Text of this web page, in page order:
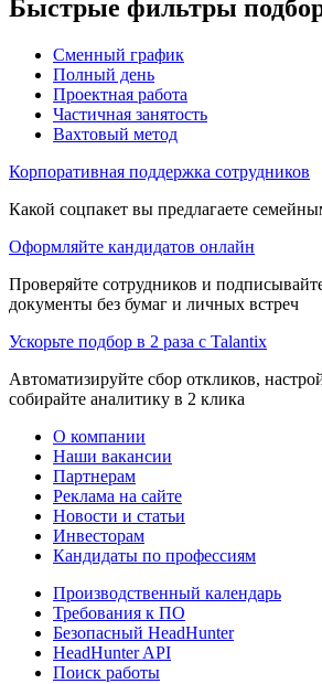
Быстрые фильтры
Сменный график
Полный день
Проектная работа
Частичная занятость
Вахтовый метод
Корпоративная поддержка сотрудников
Какой соцпакет вы предлагаете
Оформляйте кандидатов онлайн
Проверяйте сотрудников и
документы без бумаг и личных встреч
Ускорьте подбор в 2 раза с Talantix
Автоматизируйте сбор откликов,
собирайте аналитику в 2 клика
О компании
Наши вакансии
Партнерам
Реклама на сайте
Новости и статьи
Инвесторам
Кандидаты по профессиям
Производственный календарь
Требования к ПО
Безопасный HeadHunter
HeadHunter API
Поиск работы